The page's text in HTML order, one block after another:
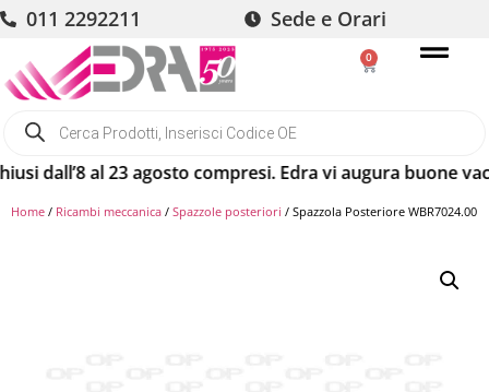
011 2292211 Sede e Orari
0
dall’8 al 23 agosto compresi. Edra vi augura buone
Home / Ricambi meccanica / Spazzole posteriori / Spazzola Posteriore WBR7024.00